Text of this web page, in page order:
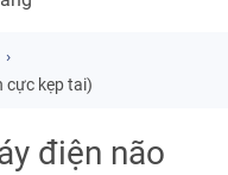
cực kẹp tai)
điện não